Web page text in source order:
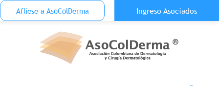
Pasar al contenido principal
Menu Top Anónimo
Aflíese a AsoColDerma Ingreso Asociados